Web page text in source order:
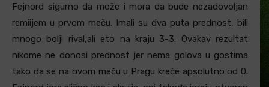
Fejnord sigurno da može i mora da bude nezadovoljan
remiijem u prvom meču. Imali su dva puta prednost, bili
mnogo bolji rival,ali eto na kraju 3-3. Ovakav rezultat
nikome ne donosi prednost jer nema golova u gostima
tako da se na ovom meču u Pragu kreće apsolutno od 0.